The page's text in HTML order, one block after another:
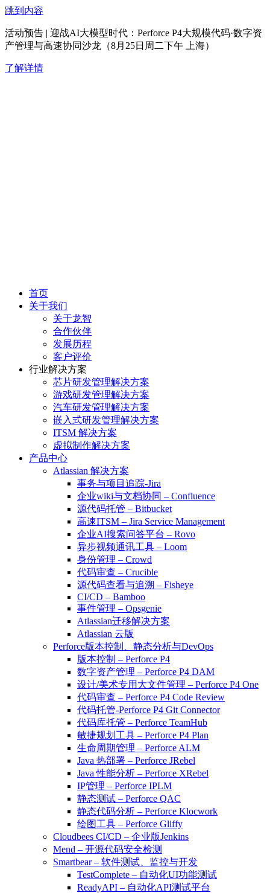
跳到内容
活动预告 | 迎战AI大模型时代：Perforce P4大规模代码·数字资
产管理与高速协同沙龙（8月25日周二下午 上海）
了解详情
首页
关于我们
关于龙智
合作伙伴
发展历程
客户评价
行业解决方案
芯片研发管理解决方案
游戏研发管理解决方案
汽车研发管理解决方案
嵌入式研发管理解决方案
ITSM 解决方案
虚拟制作解决方案
产品中心
Atlassian 解决方案
事务与项目追踪-Jira
企业wiki与文档协同 – Confluence
源代码托管 – Bitbucket
高速ITSM – Jira Service Management
企业AI搜索问答平台 – Rovo
异步视频通讯工具 – Loom
身份管理 – Crowd
代码审查 – Crucible
源代码查看与追溯 – Fisheye
CI/CD – Bamboo
事件管理 – Opsgenie
Atlassian迁移解决方案
Atlassian 云版
Perforce版本控制、静态分析与DevOps
版本控制 – Perforce P4
数字资产管理 – Perforce P4 DAM
设计/美术专用大文件管理 – Perforce P4 One
代码审查 – Perforce P4 Code Review
代码托管-Perforce P4 Git Connector
代码库托管 – Perforce TeamHub
敏捷规划工具 – Perforce P4 Plan
生命周期管理 – Perforce ALM
Java 热部署 – Perforce JRebel
Java 性能分析 – Perforce XRebel
IP管理 – Perforce IPLM
静态测试 – Perforce QAC
静态代码分析 – Perforce Klocwork
绘图工具 – Perforce Gliffy
Cloudbees CI/CD – 企业版Jenkins
Mend – 开源代码安全检测
Smartbear – 软件测试、监控与开发
TestComplete – 自动化UI功能测试
ReadyAPI – 自动化API测试平台